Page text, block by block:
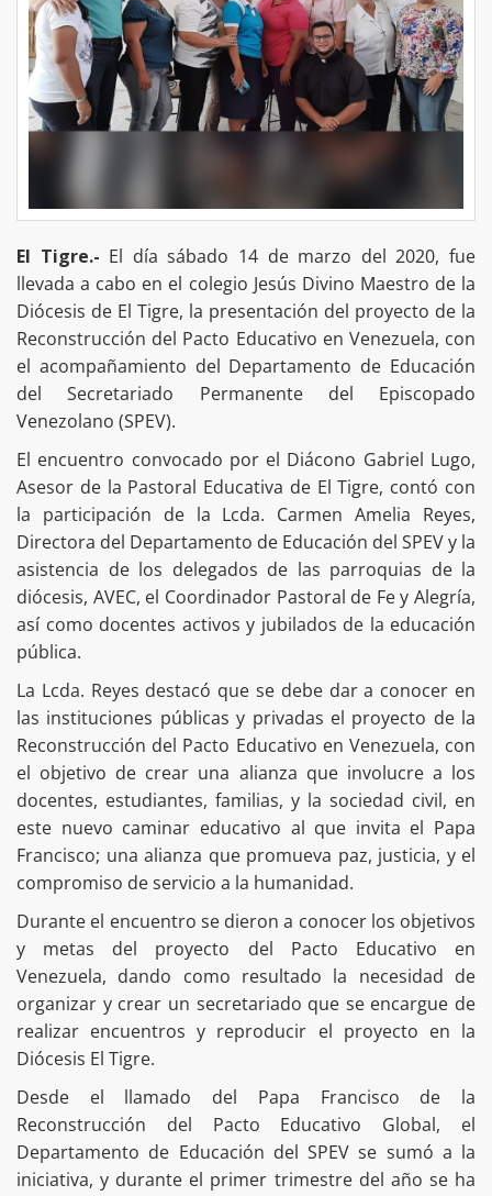
El Tigre.- El día sábado 14 de marzo del 2020, fue
llevada a cabo en el colegio Jesús Divino Maestro de la
Diócesis de El Tigre, la presentación del proyecto de la
Reconstrucción del Pacto Educativo en Venezuela, con
el acompañamiento del Departamento de Educación
del Secretariado Permanente del Episcopado
Venezolano (SPEV).
El encuentro convocado por el Diácono Gabriel Lugo,
Asesor de la Pastoral Educativa de El Tigre, contó con
la participación de la Lcda. Carmen Amelia Reyes,
Directora del Departamento de Educación del SPEV y la
asistencia de los delegados de las parroquias de la
diócesis, AVEC, el Coordinador Pastoral de Fe y Alegría,
así como docentes activos y jubilados de la educación
pública.
La Lcda. Reyes destacó que se debe dar a conocer en
las instituciones públicas y privadas el proyecto de la
Reconstrucción del Pacto Educativo en Venezuela, con
el objetivo de crear una alianza que involucre a los
docentes, estudiantes, familias, y la sociedad civil, en
este nuevo caminar educativo al que invita el Papa
Francisco; una alianza que promueva paz, justicia, y el
compromiso de servicio a la humanidad.
Durante el encuentro se dieron a conocer los objetivos
y metas del proyecto del Pacto Educativo en
Venezuela, dando como resultado la necesidad de
organizar y crear un secretariado que se encargue de
realizar encuentros y reproducir el proyecto en la
Diócesis El Tigre.
Desde el llamado del Papa Francisco de la
Reconstrucción del Pacto Educativo Global, el
Departamento de Educación del SPEV se sumó a la
iniciativa, y durante el primer trimestre del año se ha